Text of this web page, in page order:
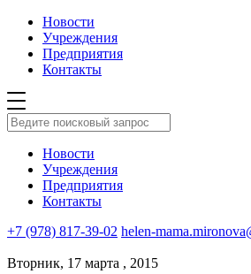
Новости
Учреждения
Предприятия
Контакты
Новости
Учреждения
Предприятия
Контакты
+7 (978) 817-39-02 helen-
Вторник, 17 марта , 2015